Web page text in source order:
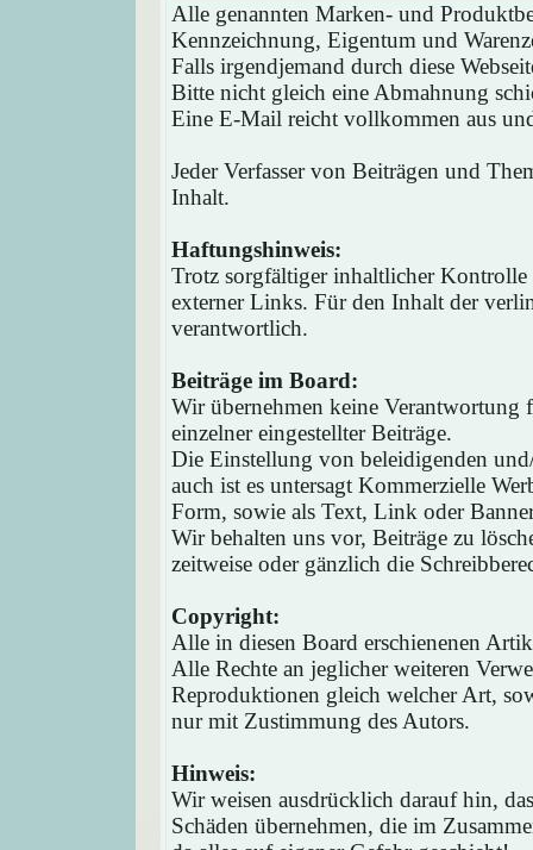
Alle genannten Marken- und
Kennzeichnung, Eigentum und
Falls irgendjemand durch diese
Bitte nicht gleich eine Abmahnung
Eine E-Mail reicht vollkommen aus
Jeder Verfasser von Beiträgen und
Inhalt.
Haftungshinweis:
Trotz sorgfältiger inhaltlicher
externer Links. Für den Inhalt der
verantwortlich.
Beiträge im Board:
Wir übernehmen keine
einzelner eingestellter Beiträge.
Die Einstellung von beleidigenden
auch ist es untersagt Kommerzielle
Form, sowie als Text, Link oder
Wir behalten uns vor, Beiträge zu
zeitweise oder gänzlich die
Copyright:
Alle in diesen Board erschienenen
Alle Rechte an jeglicher weiteren
Reproduktionen gleich welcher Art,
nur mit Zustimmung des Autors.
Hinweis:
Wir weisen ausdrücklich darauf hin,
Schäden übernehmen, die im